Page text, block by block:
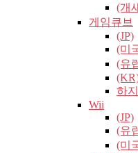
(개
게임큐브
(JP)
(미
(유
하
Wii
(JP)
(유
(미